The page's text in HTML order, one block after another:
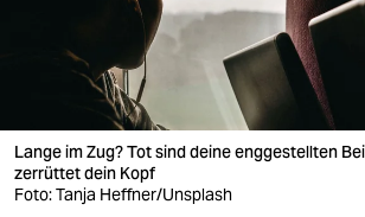
veranstaltungen
fragen & hilfe
unterstützen
Lange im Zug? Tot sind deine enggestellten
zerrüttet dein Kopf
Foto: Tanja Heffner/Unsplash